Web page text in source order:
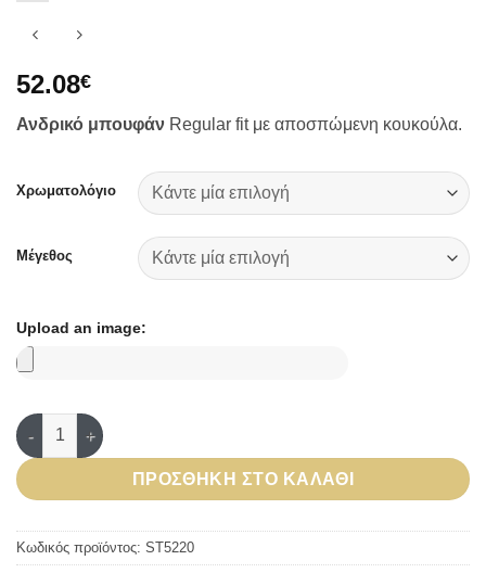
52.08€
Ανδρικό μπουφάν Regular fit με αποσπώμενη κουκούλα.
Χρωματολόγιο
Μέγεθος
Upload an image:
Ανδρικό Μπουφάν - STEDMAN ποσότητα
ΠΡΟΣΘΉΚΗ ΣΤΟ ΚΑΛΆΘΙ
Κωδικός προϊόντος: ST5220